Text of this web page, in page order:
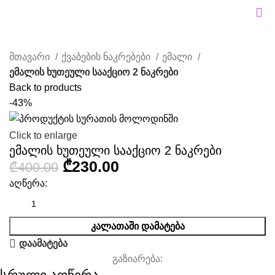
მთავარი ქვაბების ნაკრებები
ემალი
ემალის ხუთეული სააქციო 2 ნაკრები
Back to products
-43%
Click to enlarge
ემალის ხუთეული სააქციო 2 ნაკრები
₾400.00 ₾230.00
აღწერა:
ᲙᲐᲚᲐᲗᲐᲨᲘ ᲓᲐᲛᲐᲢᲔᲑᲐ
დაამატება
გაზიარება: